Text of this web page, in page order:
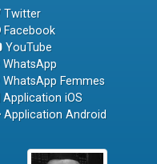
Twitter
Facebook
YouTube
WhatsApp
WhatsApp Femmes
Application iOS
Application Android